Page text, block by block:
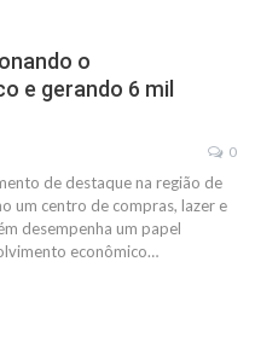
o
e gerando 6 mil
0
de destaque na região de
um centro de compras, lazer e
desempenha um papel
econômico…